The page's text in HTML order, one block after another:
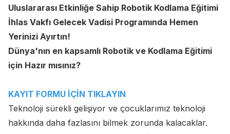
Uluslararası Etkinliğe Sahip Robotik Kodlama Eğitimi
İhlas Vakfı Gelecek Vadisi Programında Hemen
Yerinizi Ayırtın!
Dünya'nın en kapsamlı Robotik ve Kodlama Eğitimi
için Hazır mısınız?
KAYIT FORMU İÇİN TIKLAYIN
Teknoloji sürekli gelişiyor ve çocuklarımız teknoloji
hakkında daha fazlasını bilmek zorunda kalacaklar.